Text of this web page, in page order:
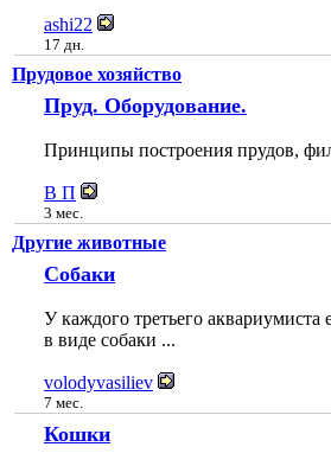
ashi22
17 дн.
Прудовое хозяйство
Пруд. Оборудование.
Принципы построения прудов,
В П
3 мес.
Другие животные
Собаки
У каждого третьего аквариумиста
в виде собаки ...
volodyvasiliev
7 мес.
Кошки